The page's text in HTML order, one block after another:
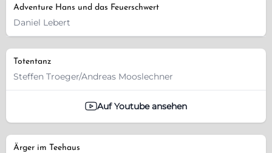
Adventure Hans und das Feuerschwert
Daniel Lebert
Totentanz
Steffen Troeger/Andreas Mooslechner
Auf Youtube ansehen
Ärger im Teehaus